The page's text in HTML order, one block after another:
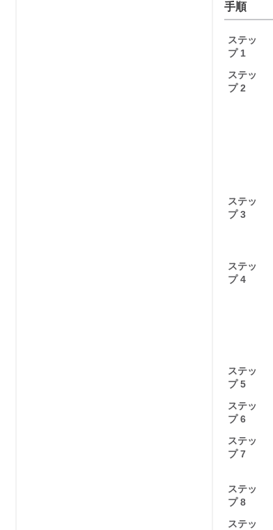
手順
ステッ
プ 1
ステッ
プ 2
ステッ
プ 3
ステッ
プ 4
ステッ
プ 5
ステッ
プ 6
ステッ
プ 7
ステッ
プ 8
ステッ